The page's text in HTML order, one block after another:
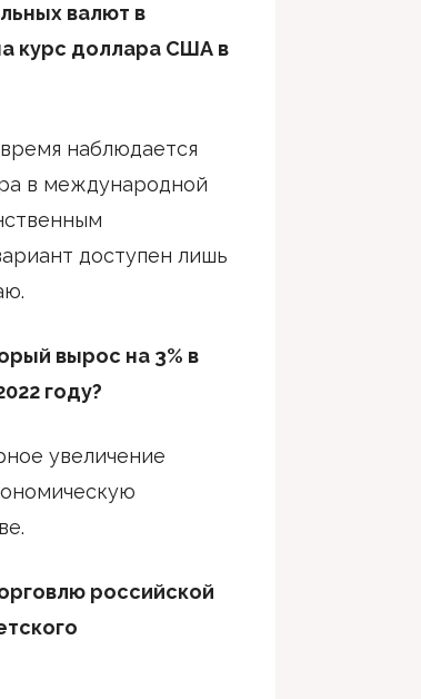
валют в
курс доллара США в
наблюдается
в международной
доступен лишь
вырос на 3% в
году?
увеличение
российской